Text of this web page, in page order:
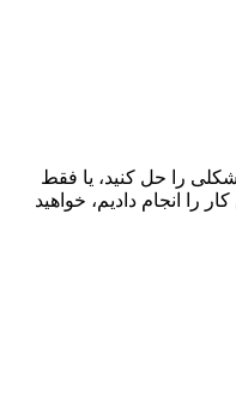
را حل کنید، یا فقط
را انجام دادیم، خواهید